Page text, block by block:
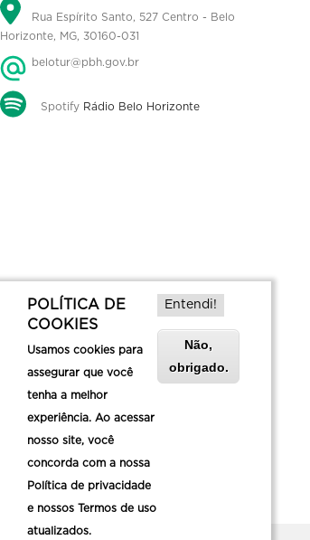
Rua Espírito Santo, 527 Centro - Belo
Horizonte, MG, 30160-031
belotur@pbh.gov.br
Spotify Rádio Belo Horizonte
Sobre a Belotur
POLÍTICA DE
COOKIES
Usamos cookies para
assegurar que você
tenha a melhor
experiência. Ao acessar
nosso site, você
concorda com a nossa
Política de privacidade
e nossos Termos de uso
atualizados.
Entendi!
Não,
obrigado.